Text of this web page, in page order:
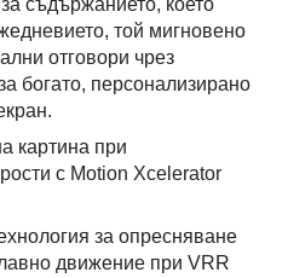
съдържанието, което
той мигновено
отговори чрез
богато, персонализирано
картина при
с Motion Xcelerator
за опресняване
движение при VRR